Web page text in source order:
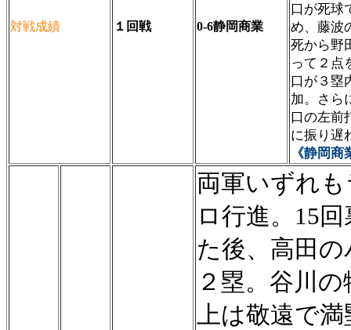
対戦成績 １回戦 0-6静岡商業
口が死球
め、藤波
死から野
って２点
口が３塁
加。さら
口の左前
に振り遅
《静岡
両軍いずれ
ロ行進。15
た後、高田
２塁。谷川
上は敬遠で